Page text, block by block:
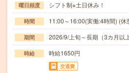
曜日頻度 シフト制※土日休み！
時間 11:00～16:00(実働:4時間) (休
期間 2026/9/上旬～長期（3カ月
時給 時給1650円
交通費